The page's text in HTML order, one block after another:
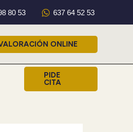
80 53 637 64 52 53
ONLINE
PIDE
CITA